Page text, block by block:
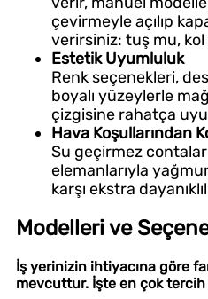
çevirmeyle açılıp
verirsiniz: tuş mu, kol
Estetik Uyumluluk
Renk seçenekleri,
boyalı yüzeylerle
çizgisine rahatça
Hava Koşullarından
Su geçirmez
elemanlarıyla
karşı ekstra
Modelleri ve
İş yerinizin ihtiyacına göre
mevcuttur. İşte en çok